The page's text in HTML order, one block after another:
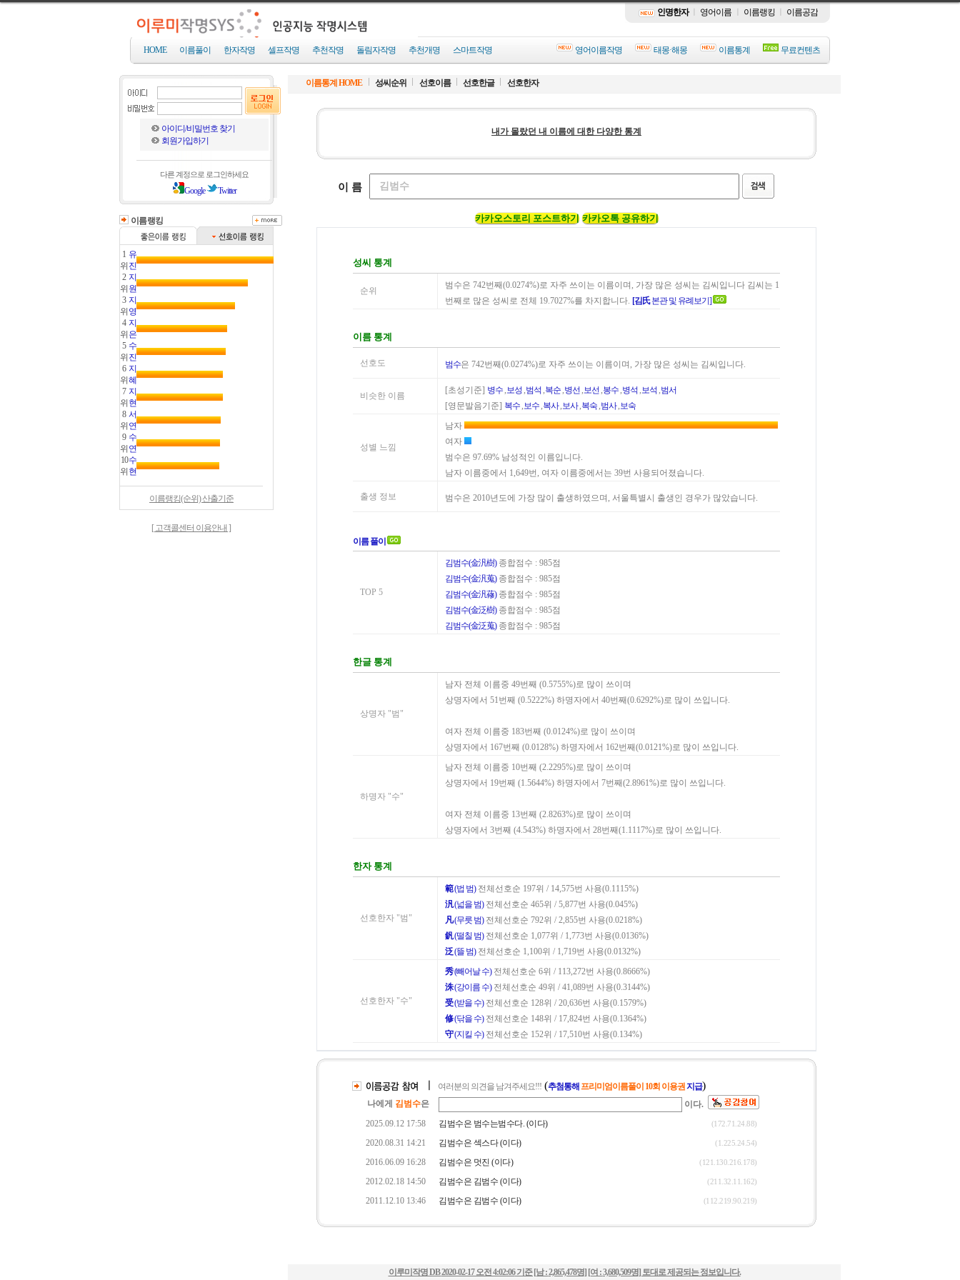
인명한자 영어이름 이름랭킹 이름공감
HOME 이름풀이 한자작명 셀프작명 추천작명 돌림자작명 추천개명 스마트작명 영어이름작명 태몽·해몽 이름통계 무료컨텐츠
아이디/비밀번호 찾기
회원가입하기
다른 계정으로 로그인하세요
Google Twitter
이름랭킹
1
위
유
진
2
위
지
원
3
위
지
영
4
위
지
은
5
위
수
진
6
위
지
혜
7
위
지
현
8
위
서
연
9
위
수
연
10
위
수
현
이름랭킹(순위) 산출기준
[ 고객콜센터 이용안내 ]
이름통계 HOME 성씨순위 선호이름 선호한글 선호한자
이루미작명 DB2020-02-17 오전 4:02:06기준 [남 :2,865,478명] [여 :3,680,509명] 토대로 제공되는 정보입니다.